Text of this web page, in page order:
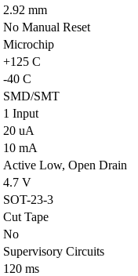
2.92 mm
No Manual Reset
Microchip
+125 C
-40 C
SMD/SMT
1 Input
20 uA
10 mA
Active Low, Open Drain
4.7 V
SOT-23-3
Cut Tape
No
Supervisory Circuits
120 ms